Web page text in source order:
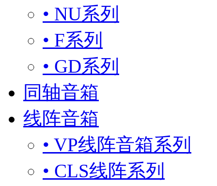
• NU系列
• F系列
• GD系列
同轴音箱
线阵音箱
• VP线阵音箱系列
• CLS线阵系列